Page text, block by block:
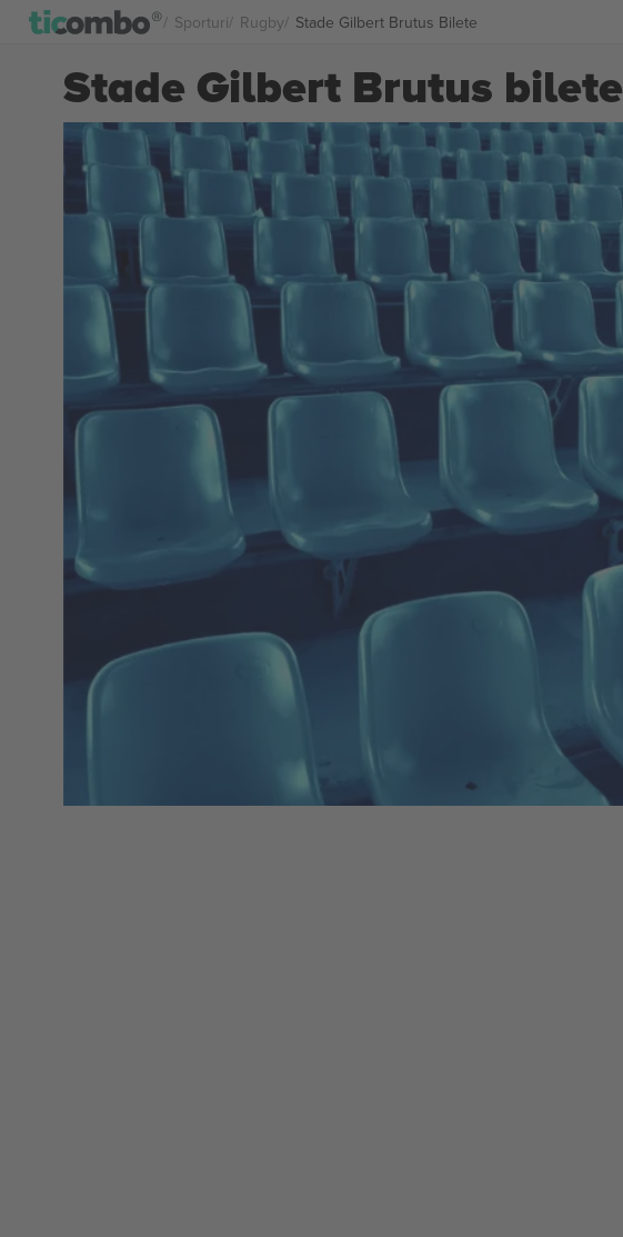
Sporturi Rugby Stade Gilbert Brutus Bilete
Stade Gilbert Brutus bilete